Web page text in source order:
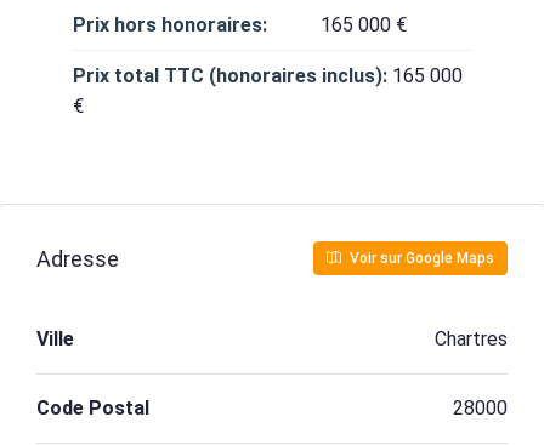
Prix hors honoraires: 165 000 €
Prix total TTC (honoraires inclus): 165 000
€
Adresse Voir sur Google Maps
Ville Chartres
Code Postal 28000